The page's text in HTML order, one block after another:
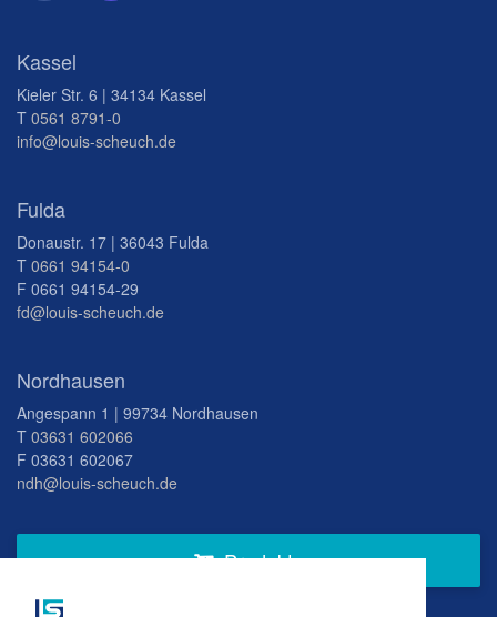
Kassel
Kieler Str. 6 | 34134 Kassel
T 0561 8791-0
info@louis-scheuch.de
Fulda
Donaustr. 17 | 36043 Fulda
T 0661 94154-0
F 0661 94154-29
fd@louis-scheuch.de
Nordhausen
Angespann 1 | 99734 Nordhausen
T 03631 602066
F 03631 602067
ndh@louis-scheuch.de
Produkte